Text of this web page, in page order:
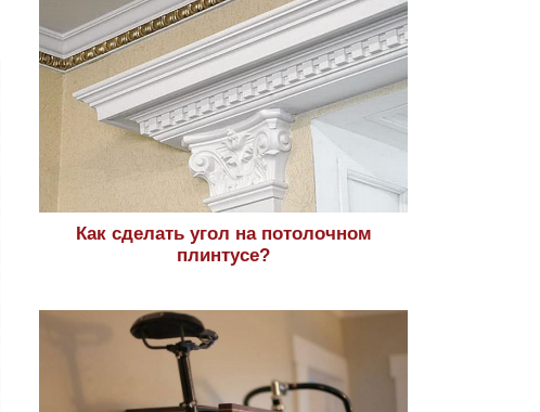
Как сделать угол на потолочном
плинтусе?